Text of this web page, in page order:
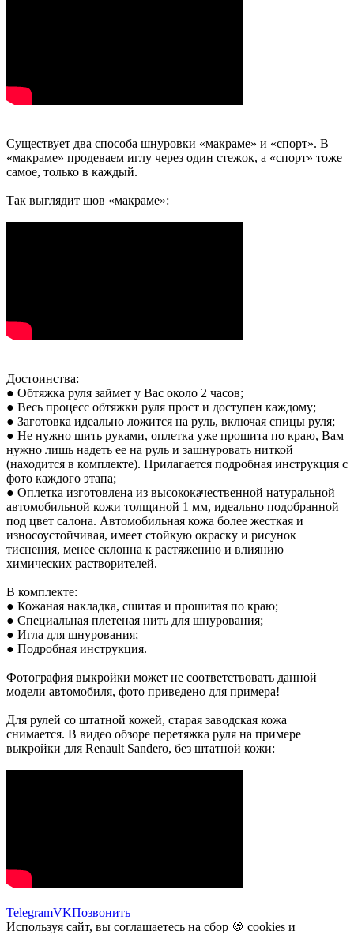
Существует два способа шнуровки «макраме» и «спорт». В
«макраме» продеваем иглу через один стежок, а «спорт» тоже
самое, только в каждый.
Так выглядит шов «макраме»:
Достоинства:
● Обтяжка руля займет у Вас около 2 часов;
● Весь процесс обтяжки руля прост и доступен каждому;
● Заготовка идеально ложится на руль, включая спицы руля;
● Не нужно шить руками, оплетка уже прошита по краю, Вам
нужно лишь надеть ее на руль и зашнуровать ниткой
(находится в комплекте). Прилагается подробная инструкция с
фото каждого этапа;
● Оплетка изготовлена из высококачественной натуральной
автомобильной кожи толщиной 1 мм, идеально подобранной
под цвет салона. Автомобильная кожа более жесткая и
износоустойчивая, имеет стойкую окраску и рисунок
тиснения, менее склонна к растяжению и влиянию
химических растворителей.
В комплекте:
● Кожаная накладка, сшитая и прошитая по краю;
● Специальная плетеная нить для шнурования;
● Игла для шнурования;
● Подробная инструкция.
Фотография выкройки может не соответствовать данной
модели автомобиля, фото приведено для примера!
Для рулей со штатной кожей, старая заводская кожа
снимается. В видео обзоре перетяжка руля на примере
выкройки для Renault Sandero, без штатной кожи:
TelegramVKПозвонить
Используя сайт, вы соглашаетесь на сбор 🍪 cookies и